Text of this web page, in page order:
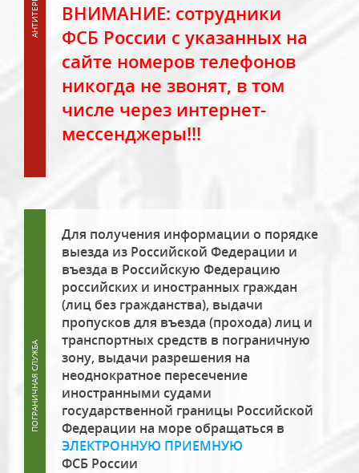
ВНИМАНИЕ: сотрудники
ФСБ России с указанных на
сайте номеров телефонов
никогда не звонят, в том
числе через интернет-
мессенджеры!!!
Для получения информации о порядке
выезда из Российской Федерации и
въезда в Российскую Федерацию
российских и иностранных граждан
(лиц без гражданства), выдачи
пропусков для въезда (прохода) лиц и
транспортных средств в пограничную
зону, выдачи разрешения на
неоднократное пересечение
иностранными судами
государственной границы Российской
Федерации на море обращаться в
ЭЛЕКТРОННУЮ ПРИЕМНУЮ
ФСБ России